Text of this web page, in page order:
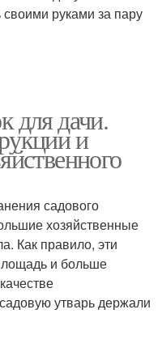
руками за пару
для дачи.
и
садового
хозяйственные
Как правило, эти
и больше
утварь держали